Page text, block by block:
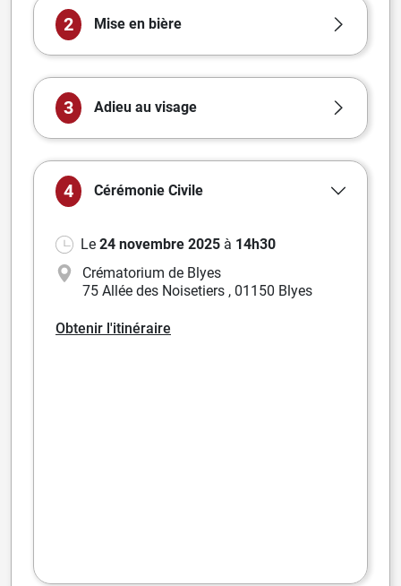
2 Mise en bière
3 Adieu au visage
4 Cérémonie Civile
Le 24 novembre 2025 à 14h30
Crématorium de Blyes
75 Allée des Noisetiers , 01150 Blyes
Obtenir l'itinéraire